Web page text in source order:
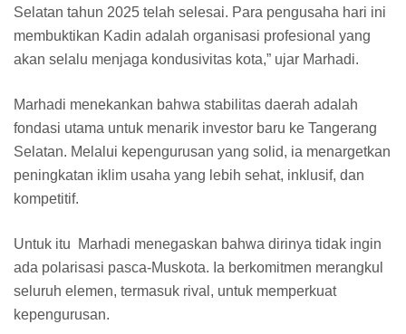
Selatan tahun 2025 telah selesai. Para pengusaha hari ini
membuktikan Kadin adalah organisasi profesional yang
akan selalu menjaga kondusivitas kota,” ujar Marhadi.
Marhadi menekankan bahwa stabilitas daerah adalah
fondasi utama untuk menarik investor baru ke Tangerang
Selatan. Melalui kepengurusan yang solid, ia menargetkan
peningkatan iklim usaha yang lebih sehat, inklusif, dan
kompetitif.
Untuk itu Marhadi menegaskan bahwa dirinya tidak ingin
ada polarisasi pasca-Muskota. Ia berkomitmen merangkul
seluruh elemen, termasuk rival, untuk memperkuat
kepengurusan.